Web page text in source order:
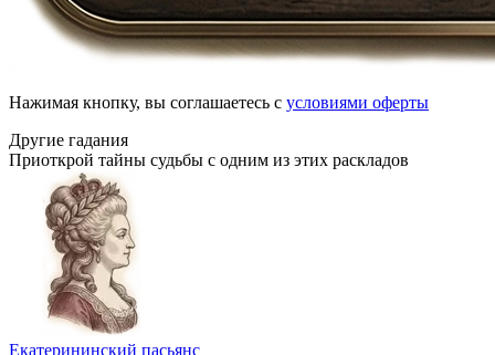
Нажимая кнопку, вы соглашаетесь с условиями оферты
Другие гадания
Приоткрой тайны судьбы с одним из этих раскладов
Екатерининский пасьянс